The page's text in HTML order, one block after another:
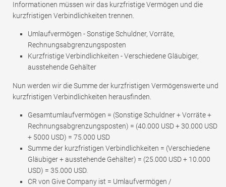
Informationen müssen wir das kurzfristige Vermögen und die
kurzfristigen Verbindlichkeiten trennen.
Umlaufvermögen - Sonstige Schuldner, Vorräte,
Rechnungsabgrenzungsposten
Kurzfristige Verbindlichkeiten - Verschiedene Gläubiger,
ausstehende Gehälter
Nun werden wir die Summe der kurzfristigen Vermögenswerte und
kurzfristigen Verbindlichkeiten herausfinden.
Gesamtumlaufvermögen = (Sonstige Schuldner + Vorräte +
Rechnungsabgrenzungsposten) = (40.000 USD + 30.000 USD
+ 5000 USD) = 75.000 USD
Summe der kurzfristigen Verbindlichkeiten = (Verschiedene
Gläubiger + ausstehende Gehälter) = (25.000 USD + 10.000
USD) = 35.000 USD.
CR von Give Company ist = Umlaufvermögen /